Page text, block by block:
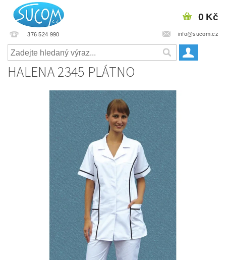
376 524 990 info@sucom.cz
0 Kč
HALENA 2345 PLÁTNO